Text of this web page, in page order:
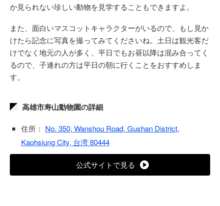
か見られない珍しい動物を見学することもできますよ。
また、面白いマスコットキャラクターがいるので、もし見か
けたら記念に写真を撮ってみてくださいね。土日は観光客だ
けでなく地元の人が多く、平日でもお昼以降は混み合ってく
るので、子連れの方は平日の朝に行くことをおすすめしま
す。
高雄市寿山動物園の詳細
住所： No. 350, Wanshou Road, Gushan District,
Kaohsiung City, 台湾 80444
公式サイトで見る